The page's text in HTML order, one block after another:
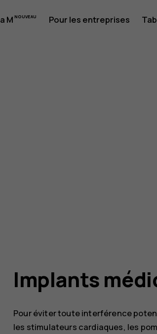
M Pour les entreprises
Implants
Pour éviter toute interférence
les stimulateurs cardiaques, les